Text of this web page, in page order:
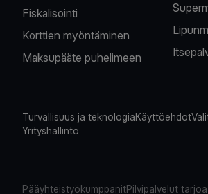
Fiskalisointi
Korttien myöntäminen
Maksupääte puhelimeen
Turvallisuus ja teknologiaKäyttöehdot
Yrityshallinto
PääyhteistyökumppanitPilvipalvelut